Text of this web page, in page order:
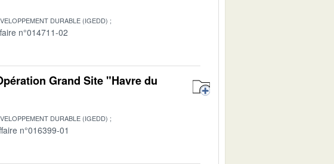
DURABLE (IGEDD)
n°014711-02
Grand Site "Havre du
DURABLE (IGEDD)
n°016399-01